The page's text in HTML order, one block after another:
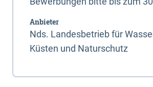
Anbieter
Nds. Landesbetrieb für
Küsten und Naturschutz